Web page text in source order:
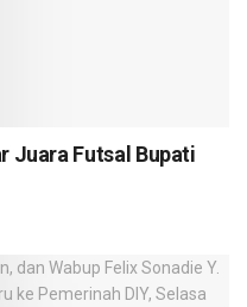
Juara Futsal Bupati